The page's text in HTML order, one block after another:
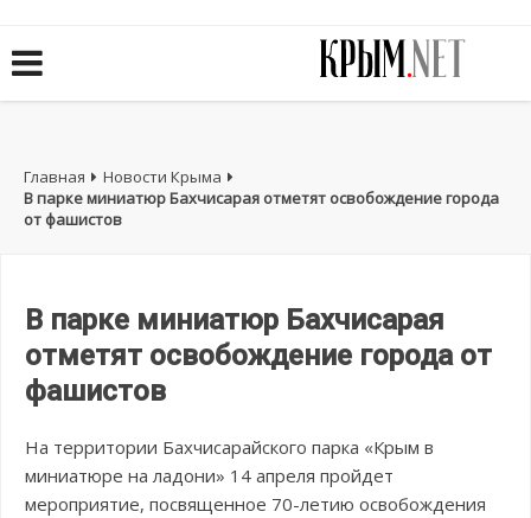
Главная
Новости Крыма
В парке миниатюр Бахчисарая отметят освобождение города
от фашистов
В парке миниатюр Бахчисарая
отметят освобождение города от
фашистов
На территории Бахчисарайского парка «Крым в
миниатюре на ладони» 14 апреля пройдет
мероприятие, посвященное 70-летию освобождения